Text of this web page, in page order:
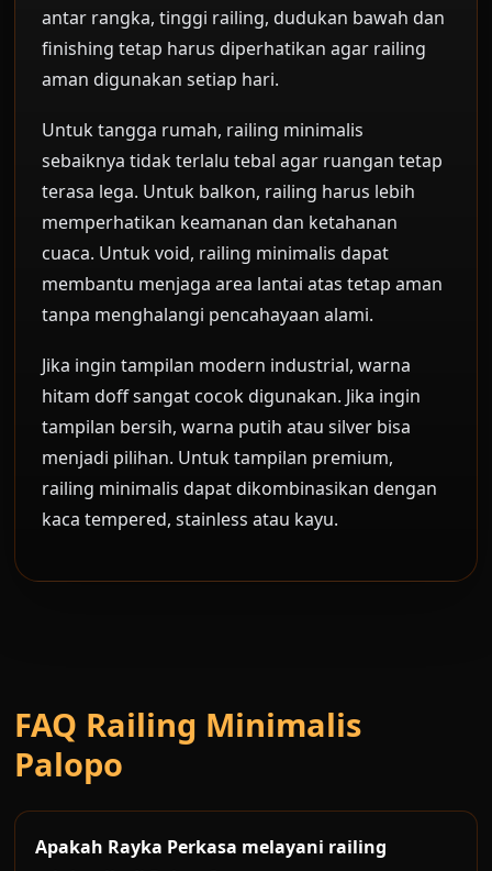
antar rangka, tinggi railing, dudukan bawah dan
finishing tetap harus diperhatikan agar railing
aman digunakan setiap hari.
Untuk tangga rumah, railing minimalis
sebaiknya tidak terlalu tebal agar ruangan tetap
terasa lega. Untuk balkon, railing harus lebih
memperhatikan keamanan dan ketahanan
cuaca. Untuk void, railing minimalis dapat
membantu menjaga area lantai atas tetap aman
tanpa menghalangi pencahayaan alami.
Jika ingin tampilan modern industrial, warna
hitam doff sangat cocok digunakan. Jika ingin
tampilan bersih, warna putih atau silver bisa
menjadi pilihan. Untuk tampilan premium,
railing minimalis dapat dikombinasikan dengan
kaca tempered, stainless atau kayu.
FAQ Railing Minimalis
Palopo
Apakah Rayka Perkasa melayani railing